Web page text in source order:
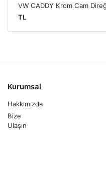
VW CADDY Krom Cam
TL
Kurumsal
Hakkımızda
Bize
Ulaşın